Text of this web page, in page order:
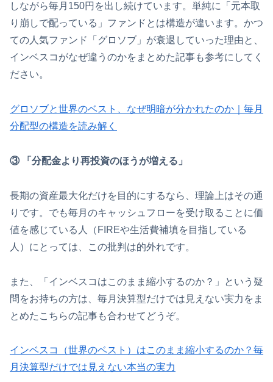
しながら毎月150円を出し続けています。単純に「元本取
り崩しで配っている」ファンドとは構造が違います。かつ
ての人気ファンド「グロソブ」が衰退していった理由と、
インベスコがなぜ違うのかをまとめた記事も参考にしてく
ださい。
グロソブと世界のベスト、なぜ明暗が分かれたのか｜毎月
分配型の構造を読み解く
③ 「分配金より再投資のほうが増える」
長期の資産最大化だけを目的にするなら、理論上はその通
りです。でも毎月のキャッシュフローを受け取ることに価
値を感じている人（FIREや生活費補填を目指している
人）にとっては、この批判は的外れです。
また、「インベスコはこのまま縮小するのか？」という疑
問をお持ちの方は、毎月決算型だけでは見えない実力をま
とめたこちらの記事も合わせてどうぞ。
インベスコ（世界のベスト）はこのまま縮小するのか？毎
月決算型だけでは見えない本当の実力